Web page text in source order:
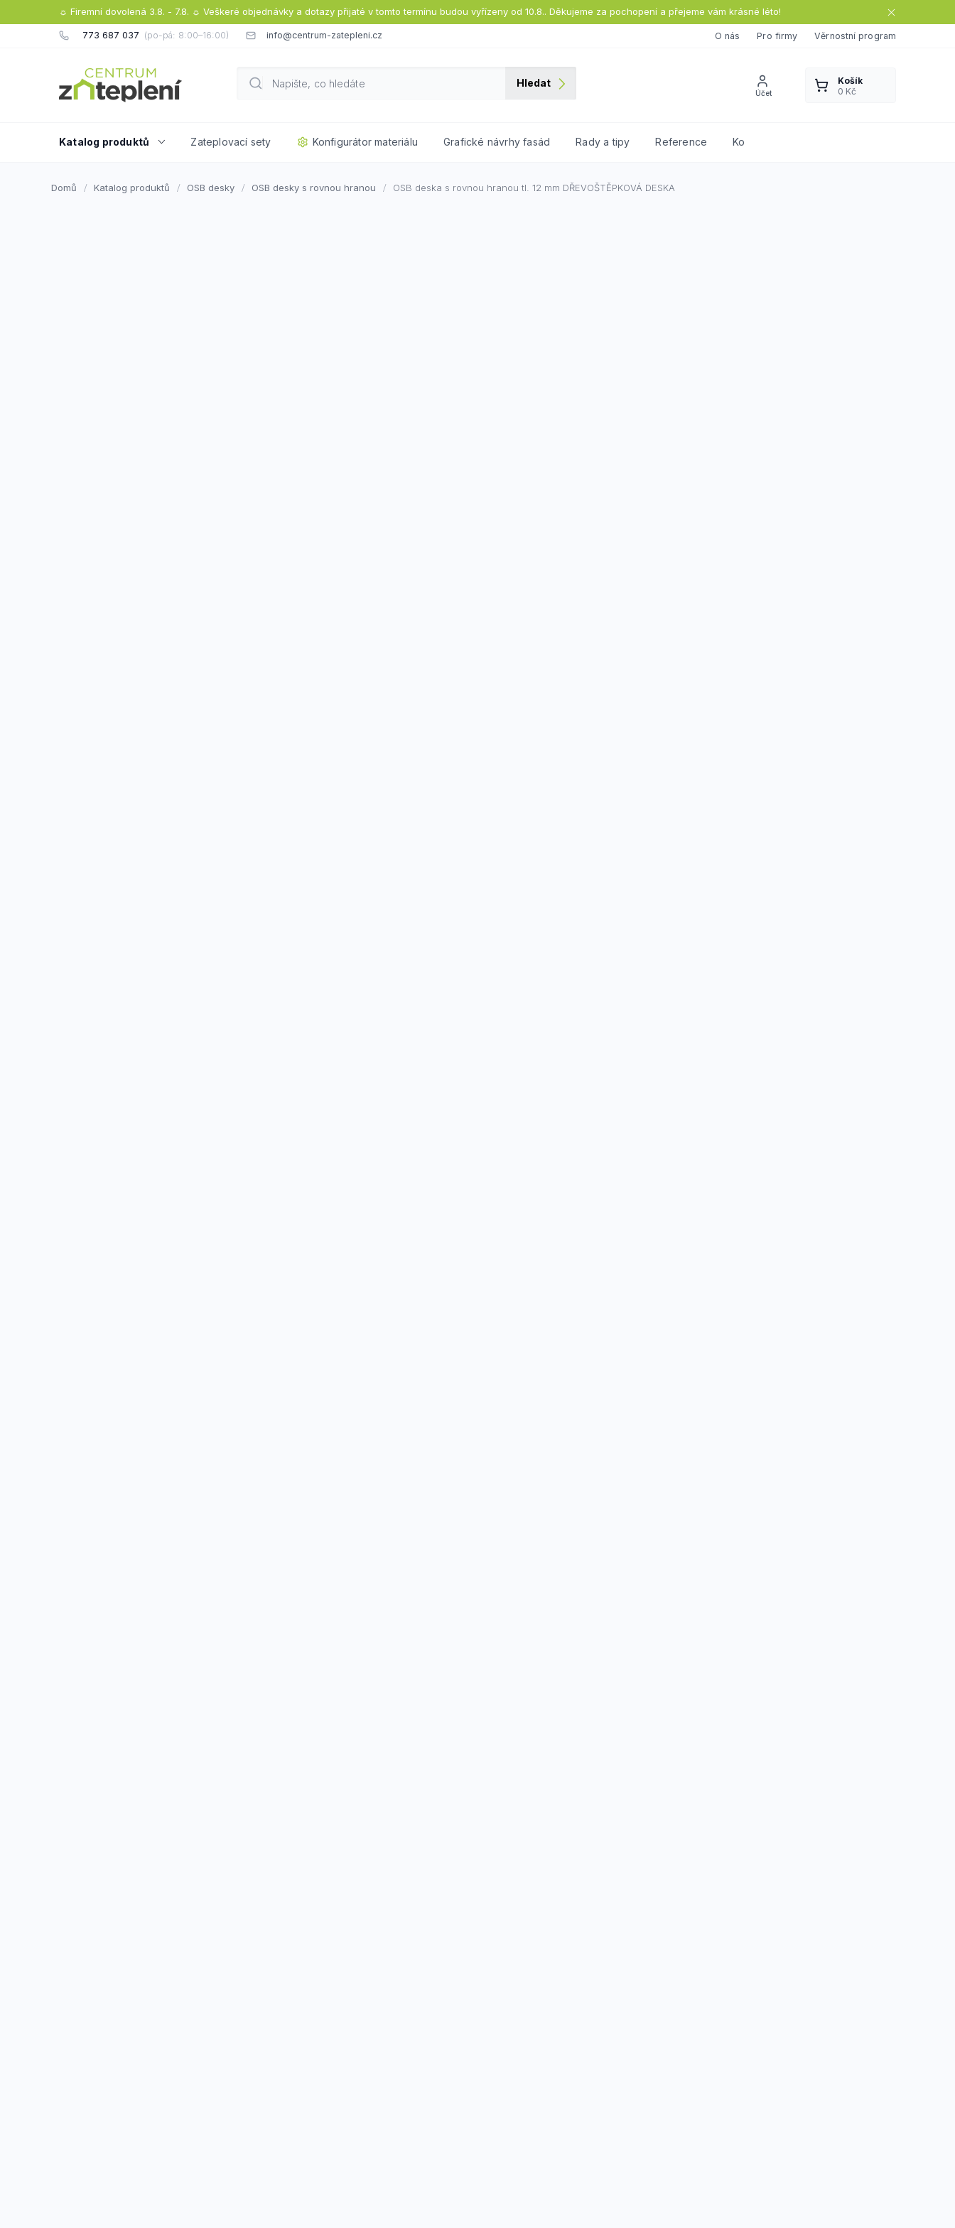
na
☼ Firemní dovolená 3.8. - 7.8. ☼ Veškeré objednávky a dotazy přijaté v tomto termínu budou vyřízeny od 10.8.. Děkujeme za pochopení a přejeme vám krásné léto!
773 687 037 info@centrum-zatepleni.cz O nás Pro firmy Věrnostní program
Hledat
Katalog produktů Zateplovací sety Konfigurátor materiálu Grafické návrhy fasád Rady a tipy Reference Kontakty
Domů Katalog produktů OSB desky OSB desky s rovnou hranou OSB deska s rovnou hranou tl. 12 mm DŘEVOŠTĚPKOVÁ DESKA